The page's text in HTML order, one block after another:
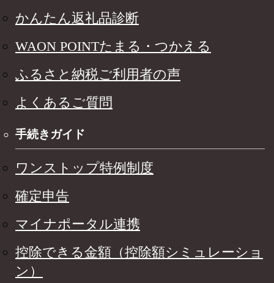
かんたん返礼品診断
WAON POINTたまる・つかえる
ふるさと納税ご利用者の声
よくあるご質問
手続きガイド
ワンストップ特例制度
確定申告
マイナポータル連携
控除できる金額（控除額シミュレーショ
ン）